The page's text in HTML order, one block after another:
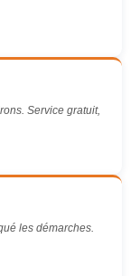
Service gratuit,
les démarches.